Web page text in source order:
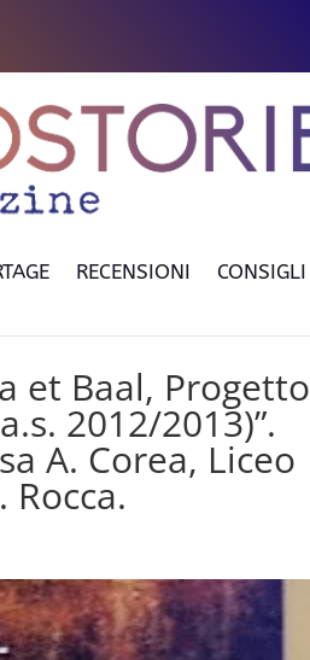
RECENSIONI CONSIGLI
et Baal, Progetto
2012/2013)”.
A. Corea, Liceo
Rocca.